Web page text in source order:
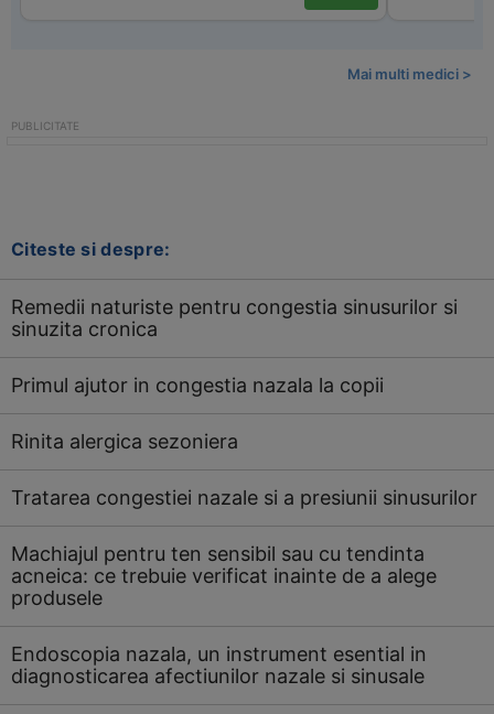
Mai multi medici >
Citeste si despre:
Remedii naturiste pentru congestia sinusurilor si
sinuzita cronica
Primul ajutor in congestia nazala la copii
Rinita alergica sezoniera
Tratarea congestiei nazale si a presiunii sinusurilor
Machiajul pentru ten sensibil sau cu tendinta
acneica: ce trebuie verificat inainte de a alege
produsele
Endoscopia nazala, un instrument esential in
diagnosticarea afectiunilor nazale si sinusale